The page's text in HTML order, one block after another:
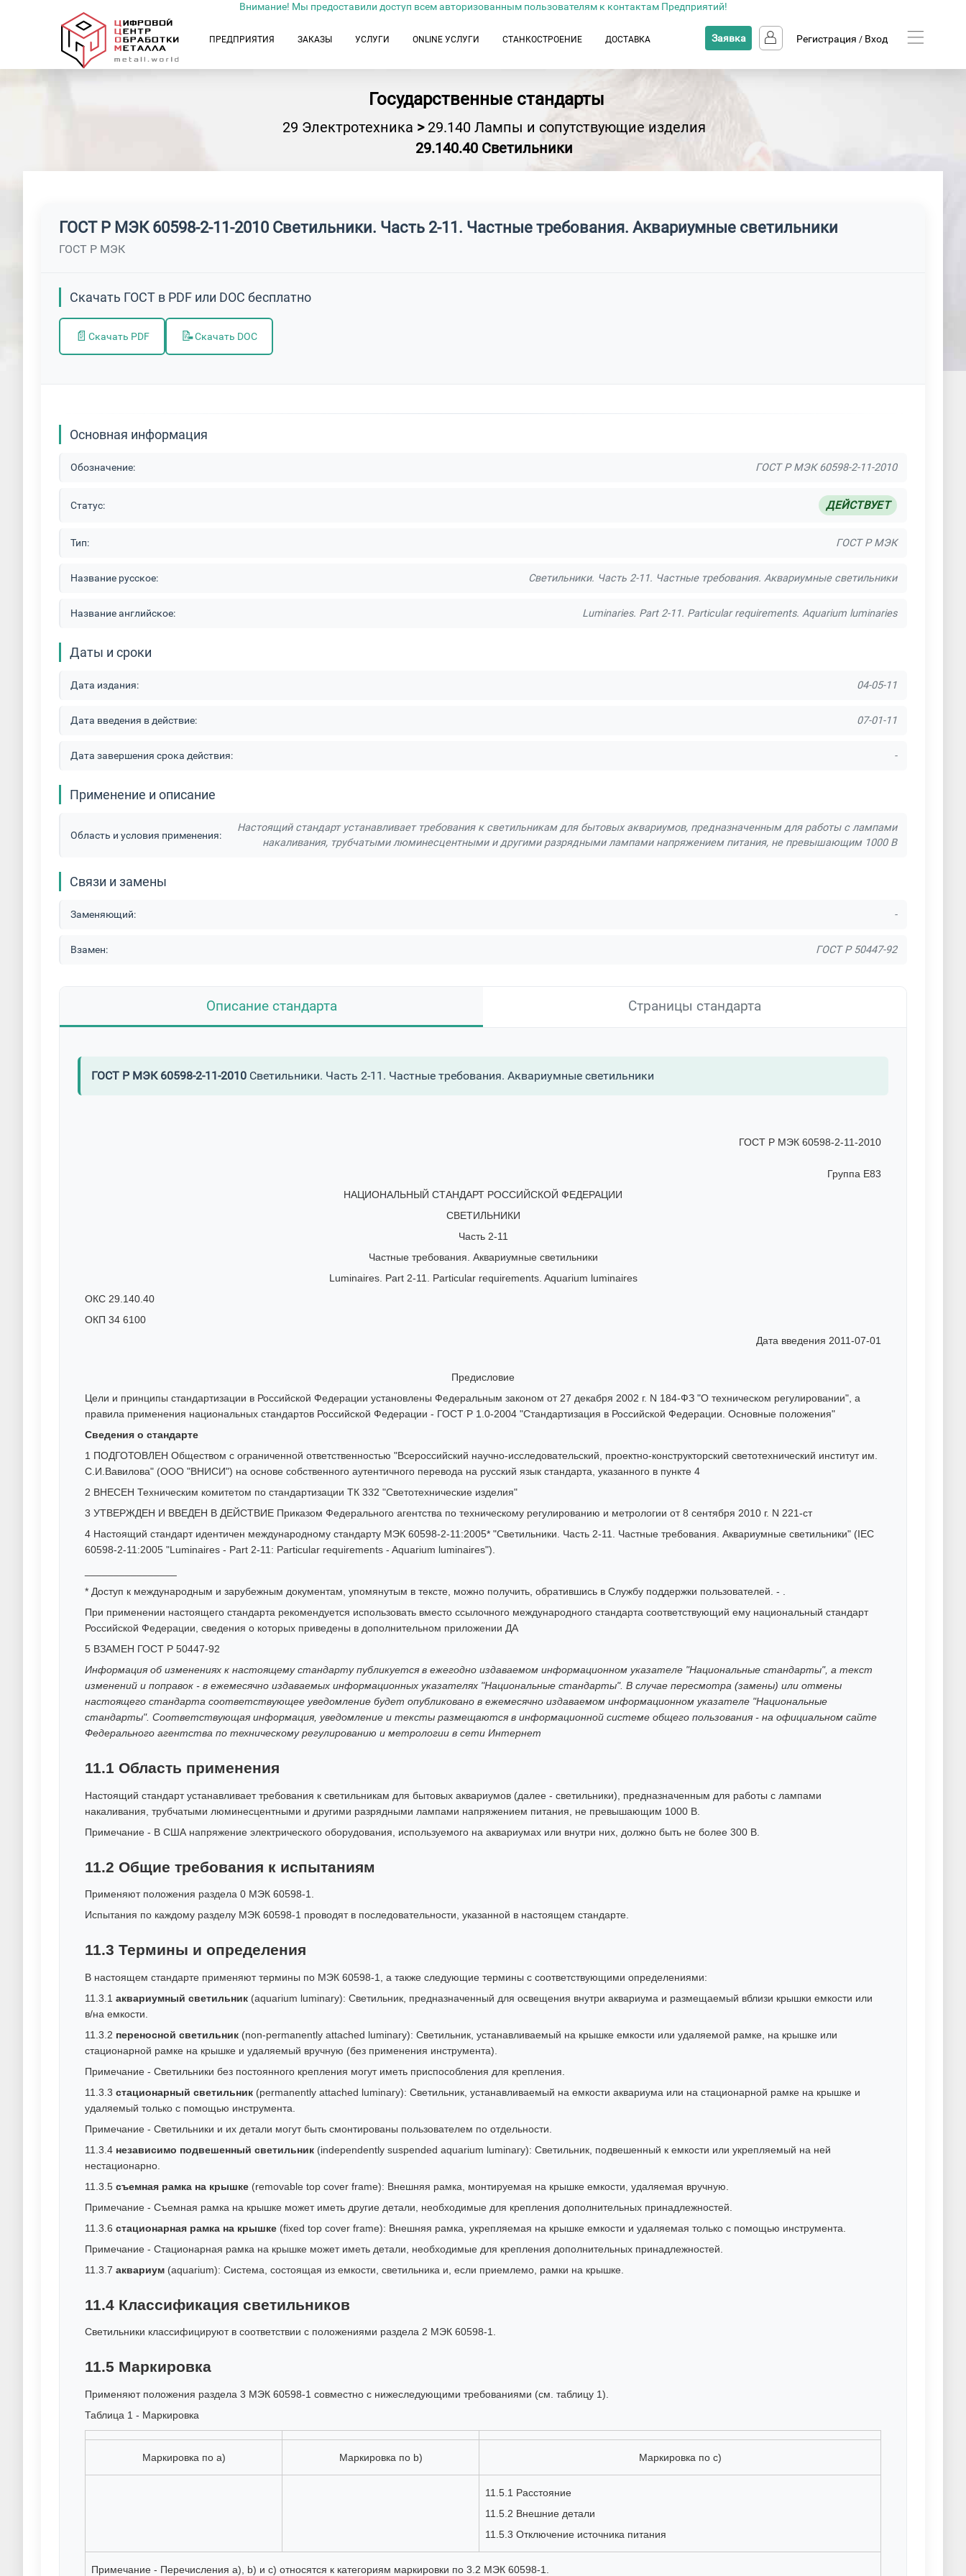
Внимание! Мы предоставили доступ всем авторизованным пользователям к контактам Предприятий!
ПРЕДПРИЯТИЯ ЗАКАЗЫ УСЛУГИ ONLINE УСЛУГИ СТАНКОСТРОЕНИЕ ДОСТАВКА Заявка Регистрация / Вход
Государственные стандарты
29 Электротехника > 29.140 Лампы и сопутствующие изделия
29.140.40 Светильники
ГОСТ Р МЭК 60598-2-11-2010 Светильники. Часть 2-11. Частные требования. Аквариумные светильники
ГОСТ Р МЭК
Скачать ГОСТ в PDF или DOC бесплатно
📄 Скачать PDF 📝Скачать DOC
Основная информация
Обозначение: ГОСТ Р МЭК 60598-2-11-2010
Статус: ДЕЙСТВУЕТ
Тип: ГОСТ Р МЭК
Название русское: Светильники. Часть 2-11. Частные требования. Аквариумные светильники
Название английское: Luminaries. Part 2-11. Particular requirements. Aquarium luminaries
Даты и сроки
Дата издания: 04-05-11
Дата введения в действие: 07-01-11
Дата завершения срока действия: -
Применение и описание
Область и условия применения:
Настоящий стандарт устанавливает требования к светильникам для бытовых аквариумов, предназначенным для работы с лампами
накаливания, трубчатыми люминесцентными и другими разрядными лампами напряжением питания, не превышающим 1000 В
Связи и замены
Заменяющий: -
Взамен: ГОСТ Р 50447-92
Описание стандарта Страницы стандарта
ГОСТ Р МЭК 60598-2-11-2010 Светильники. Часть 2-11. Частные требования. Аквариумные светильники